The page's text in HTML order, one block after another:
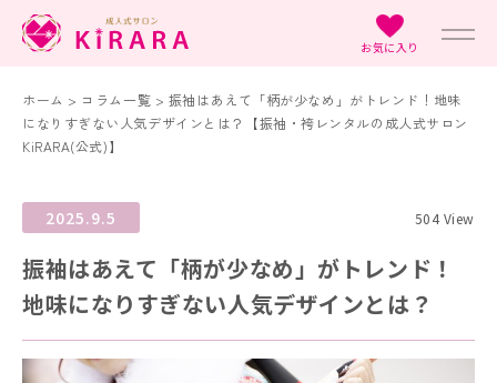
お気に入り
ホーム > コラム一覧 > 振袖はあえて「柄が少なめ」がトレンド！地味
になりすぎない人気デザインとは？【振袖・袴レンタルの成人式サロン
KiRARA(公式)】
2025.9.5 504 View
振袖はあえて「柄が少なめ」がトレンド！
地味になりすぎない人気デザインとは？